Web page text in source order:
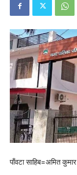
पाँवटा साहिब=अमित कुमार